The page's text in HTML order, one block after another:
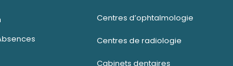
Centres d’ophtalmologie
Centres de radiologie
Cabinets dentaires